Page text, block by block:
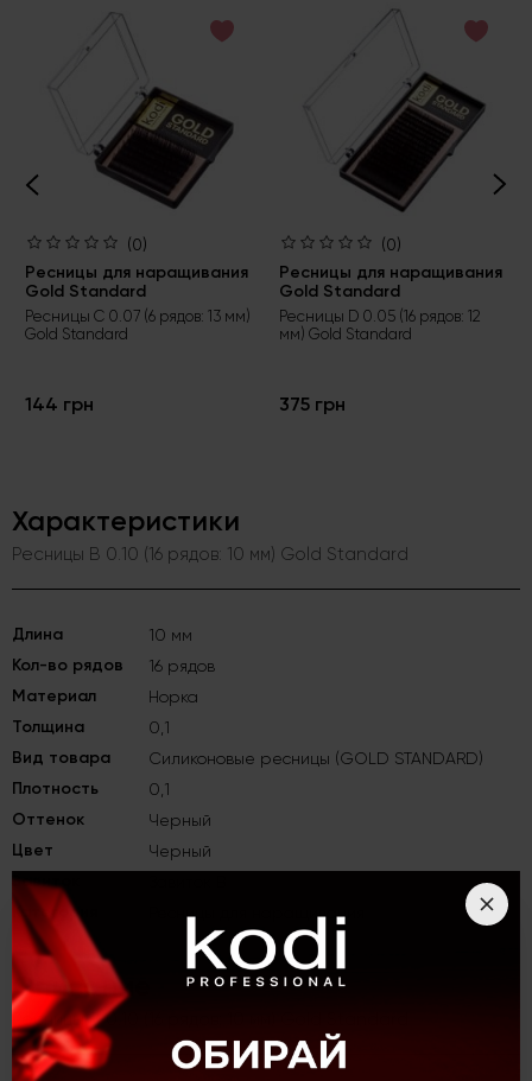
(0)
Ресницы для наращивания
Gold Standard
Ресницы C 0.07 (6 рядов: 13 мм)
Gold Standard
144 грн
(0)
Ресницы для наращивания
Gold Standard
Ресницы D 0.05 (16 рядов: 12
мм) Gold Standard
375 грн
Характеристики
Ресницы B 0.10 (16 рядов: 10 мм) Gold Standard
Длина 10 мм
Кол-во рядов 16 рядов
Материал Норка
Толщина 0,1
Вид товара Силиконовые ресницы (GOLD STANDARD)
Плотность 0,1
Оттенок Черный
Цвет Черный
Завиток
Категория Ресницы для наращивания
Описание
Ресницы B 0.10 (16 рядов: 10 мм) Gold Standard